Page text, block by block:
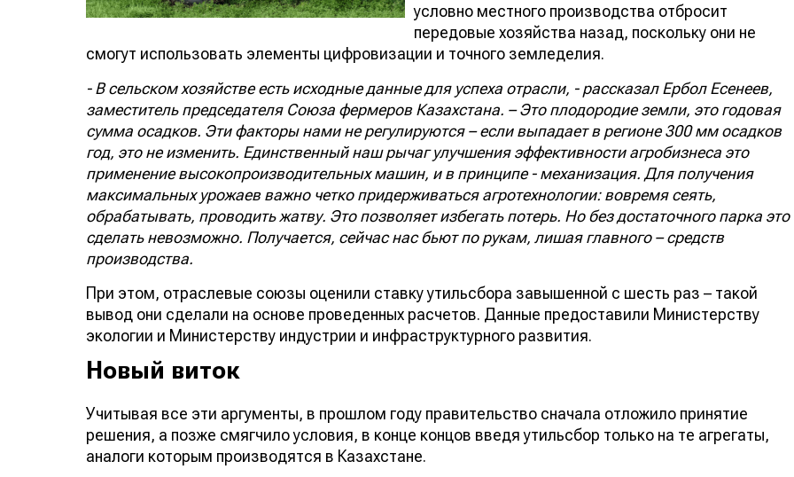
условно местного производства отбросит
передовые хозяйства назад, поскольку они не
смогут использовать элементы цифровизации и точного земледелия.
- В сельском хозяйстве есть исходные данные для успеха отрасли, - рассказал Ербол Есенеев,
заместитель председателя Союза фермеров Казахстана. – Это плодородие земли, это годовая
сумма осадков. Эти факторы нами не регулируются – если выпадает в регионе 300 мм осадков
год, это не изменить. Единственный наш рычаг улучшения эффективности агробизнеса это
применение высокопроизводительных машин, и в принципе - механизация. Для получения
максимальных урожаев важно четко придерживаться агротехнологии: вовремя сеять,
обрабатывать, проводить жатву. Это позволяет избегать потерь. Но без достаточного парка это
сделать невозможно. Получается, сейчас нас бьют по рукам, лишая главного – средств
производства.
При этом, отраслевые союзы оценили ставку утильсбора завышенной с шесть раз – такой
вывод они сделали на основе проведенных расчетов. Данные предоставили Министерству
экологии и Министерству индустрии и инфраструктурного развития.
Новый виток
Учитывая все эти аргументы, в прошлом году правительство сначала отложило принятие
решения, а позже смягчило условия, в конце концов введя утильсбор только на те агрегаты,
аналоги которым производятся в Казахстане.